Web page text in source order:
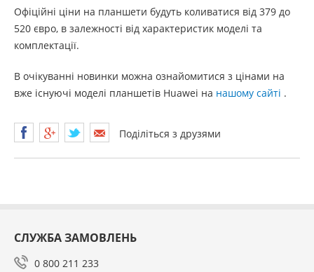
Офіційні ціни на планшети будуть коливатися від 379 до
520 євро, в залежності від характеристик моделі та
комплектації.
В очікуванні новинки можна ознайомитися з цінами на
вже існуючі моделі планшетів Huawei на нашому сайті .
Поділіться з друзями
СЛУЖБА ЗАМОВЛЕНЬ
0 800 211 233